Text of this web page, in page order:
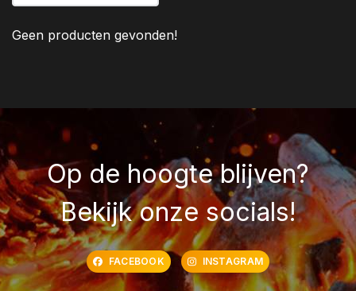
Geen producten gevonden!
Op de hoogte blijven?
Bekijk onze socials!
FACEBOOK INSTAGRAM